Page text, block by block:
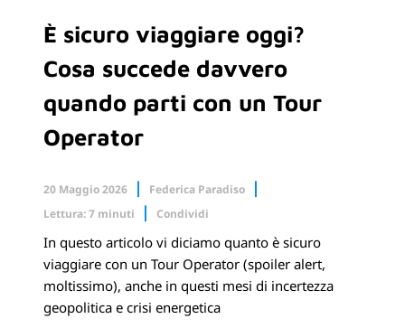
È sicuro viaggiare oggi?
Cosa succede davvero
quando parti con un Tour
Operator
20 Maggio 2026
Federica Paradiso
Lettura: 7 minuti
Condividi
Facebook X.com
Linkedin
In questo articolo vi diciamo quanto è sicuro
viaggiare con un Tour Operator (spoiler alert,
moltissimo), anche in questi mesi di incertezza
geopolitica e crisi energetica